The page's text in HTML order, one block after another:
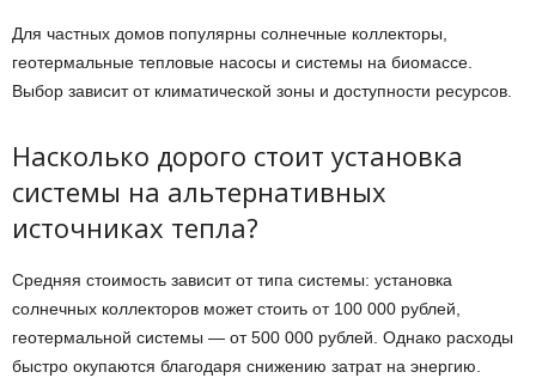
Для частных домов популярны солнечные коллекторы,
геотермальные тепловые насосы и системы на биомассе.
Выбор зависит от климатической зоны и доступности ресурсов.
Насколько дорого стоит установка
системы на альтернативных
источниках тепла?
Средняя стоимость зависит от типа системы: установка
солнечных коллекторов может стоить от 100 000 рублей,
геотермальной системы — от 500 000 рублей. Однако расходы
быстро окупаются благодаря снижению затрат на энергию.